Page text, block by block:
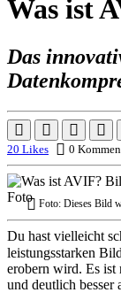
Was ist
Das
20 Likes
0
Foto: Dieses Bild
Du hast vielleicht
leistungsstarken
erobern wird. Es ist
und deutlich besser